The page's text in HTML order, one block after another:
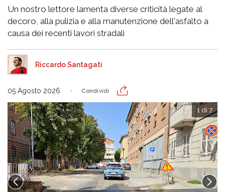
Un nostro lettore lamenta diverse criticità legate al
decoro, alla pulizia e alla manutenzione dell'asfalto a
causa dei recenti lavori stradali
Riccardo Santagati
05 Agosto 2026 Condividi
1 di 7